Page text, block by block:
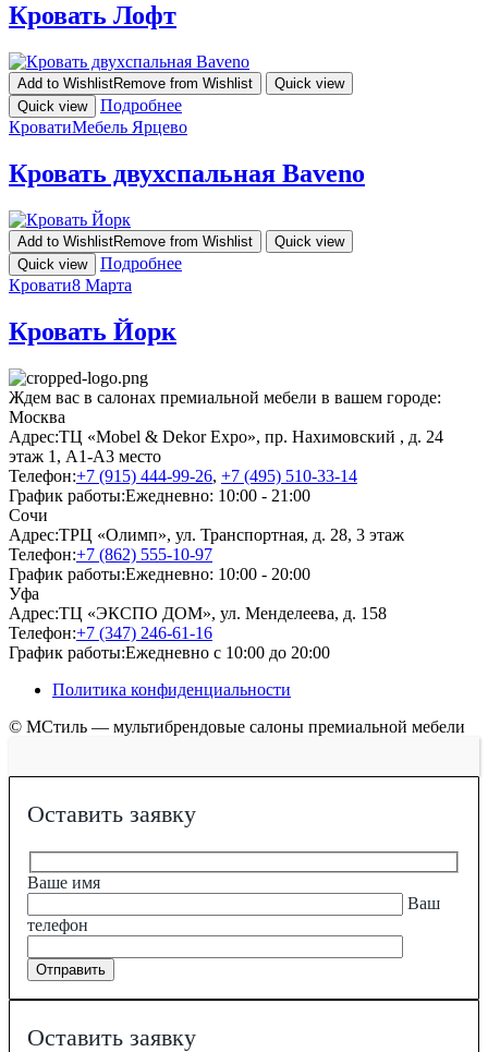
Кровать Лофт
Add to WishlistRemove from Wishlist
Quick view
Quick view
Подробнее
КроватиМебель Ярцево
Кровать двухспальная Baveno
Add to WishlistRemove from Wishlist
Quick view
Quick view
Подробнее
Кровати8 Марта
Кровать Йорк
Ждем вас в салонах премиальной мебели в вашем городе:
Москва
Адрес:ТЦ «Mobel & Dekor Expo», пр. Нахимовский , д. 24
этаж 1, А1-А3 место
Телефон:+7 (915) 444-99-26, +7 (495) 510-33-14
График работы:Ежедневно: 10:00 - 21:00
Сочи
Адрес:ТРЦ «Олимп», ул. Транспортная, д. 28, 3 этаж
Телефон:+7 (862) 555-10-97
График работы:Ежедневно: 10:00 - 20:00
Уфа
Адрес:ТЦ «ЭКСПО ДОМ», ул. Менделеева, д. 158
Телефон:+7 (347) 246-61-16
График работы:Ежедневно с 10:00 до 20:00
Политика конфиденциальности
© МСтиль — мультибрендовые салоны премиальной мебели
Оставить заявку
Ваше имя
Ваш
телефон
Оставить заявку